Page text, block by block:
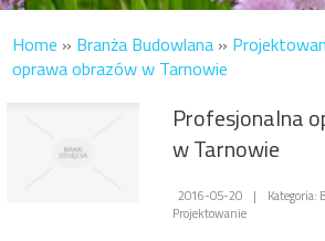
Home » Branża Budowlana »
oprawa obrazów w Tarnowie
Profesjonalna
w Tarnowie
2016-05-20 |
Kategoria:
Projektowanie